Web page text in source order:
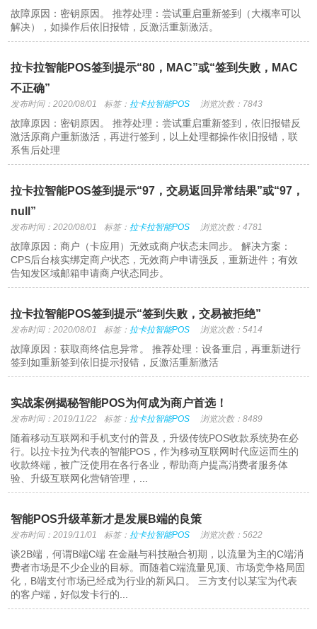
故障原因：密钥原因。 推荐处理：尝试重启重新签到（大概率可以
解决），如操作后依旧报错，反激活重新激活。
拉卡拉智能POS签到提示“80，MAC”或“签到失败，MAC
不正确”
发布时间：2020/08/01 标签： 拉卡拉智能POS 浏览次数：7843
故障原因：密钥原因。 推荐处理：尝试重启重新签到，依旧报错反
激活原商户重新激活，再进行签到，以上处理都操作依旧报错，联
系售后处理
拉卡拉智能POS签到提示“97，交易返回异常结果”或“97，
null”
发布时间：2020/08/01 标签： 拉卡拉智能POS 浏览次数：4781
故障原因：商户（卡应用）无效或商户状态未同步。 解决方案：
CPS后台核实绑定商户状态，无效商户申请强反，重新进件；有效
告知发区域邮箱申请商户状态同步。
拉卡拉智能POS签到提示“签到失败，交易被拒绝”
发布时间：2020/08/01 标签： 拉卡拉智能POS 浏览次数：5414
故障原因：获取商终信息异常。 推荐处理：设备重启，再重新进行
签到如重新签到依旧提示报错，反激活重新激活
实战案例揭秘智能POS为何成为商户首选！
发布时间：2019/11/22 标签： 拉卡拉智能POS 浏览次数：8489
随着移动互联网和手机支付的普及，升级传统POS收款系统势在必
行。以拉卡拉为代表的智能POS，作为移动互联网时代应运而生的
收款终端，被广泛使用在各行各业，帮助商户提高消费者服务体
验、升级互联网化营销管理，...
智能POS升级革新才是发展B端的良策
发布时间：2019/11/01 标签： 拉卡拉智能POS 浏览次数：5622
谈2B端，何谓B端C端 在金融与科技融合初期，以流量为主的C端消
费者市场是不少企业的目标。而随着C端流量见顶、市场竞争格局固
化，B端支付市场已经成为行业的新风口。 三方支付以某宝为代表
的客户端，好似发卡行的...